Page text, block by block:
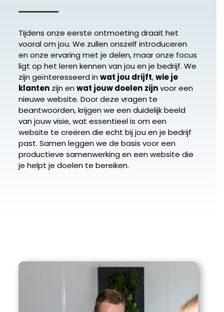
Tijdens onze eerste ontmoeting draait het
vooral om jou. We zullen onszelf introduceren
en onze ervaring met je delen, maar onze focus
ligt op het leren kennen van jou en je bedrijf. We
zijn geïnteresseerd inwat jou drijft,wie je
klantenzijn enwat jouw doelen zijnvoor een
nieuwe website. Door deze vragen te
beantwoorden, krijgen we een duidelijk beeld
van jouw visie, wat essentieel is om een
website te creëren die echt bij jou en je bedrijf
past. Samen leggen we de basis voor een
productieve samenwerking en een website die
je helpt je doelen te bereiken.